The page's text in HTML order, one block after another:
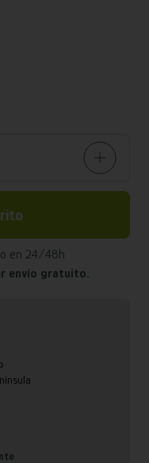
en 24/48h
envío gratuito.